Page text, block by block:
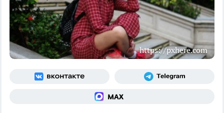
https://pxhere.com